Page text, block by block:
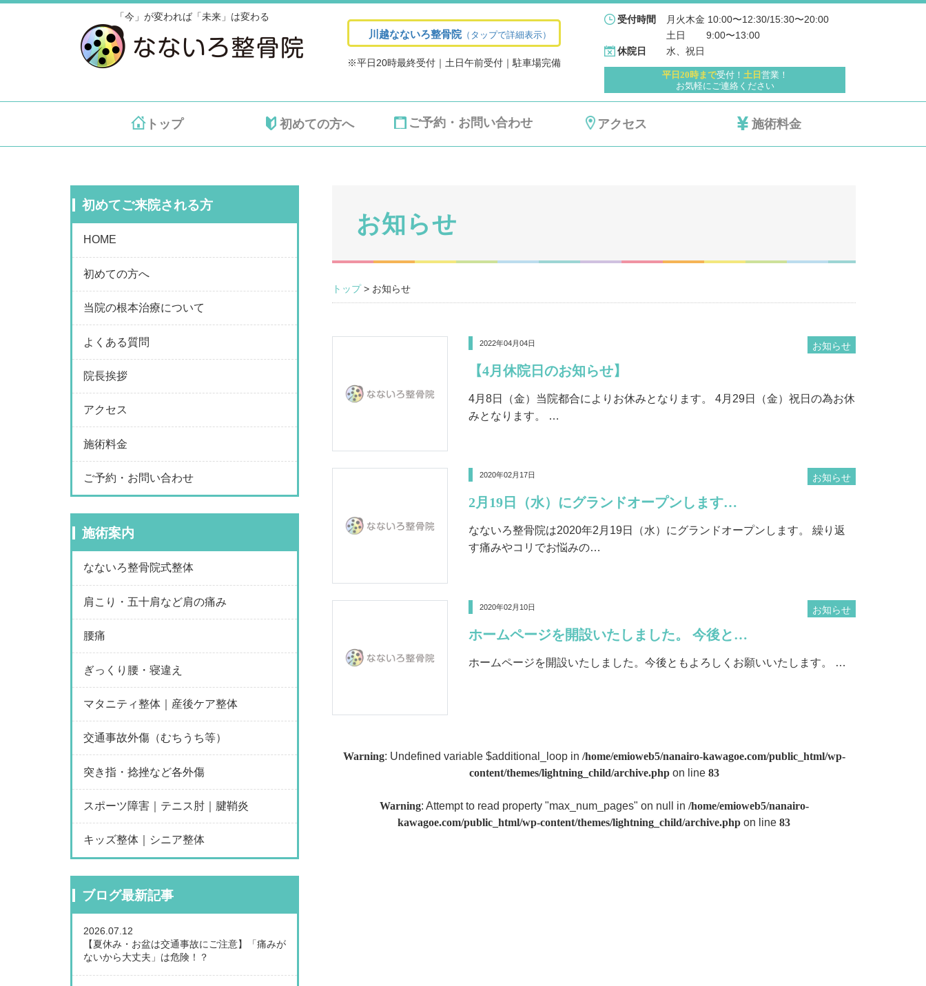
「今」が変われば「未来」は変わる
川越なないろ整骨院（タップで詳細表示）
※平日20時最終受付｜土日午前受付｜駐車場完備
受付時間
月火木金 10:00〜12:30/15:30〜20:00
土日 　   9:00〜13:00
休院日 水、祝日
平日20時まで受付！ 土日 営業！
お気軽にご連絡ください
トップ 初めての方へ ご予約・お問い合わせ アクセス 施術料金
お知らせ
トップ> お知らせ
2022年04月04日 お知らせ
【4月休院日のお知らせ】
4月8日（金）当院都合によりお休みとなります。 4月29日（金）祝日の為お休
みとなります。 …
2020年02月17日 お知らせ
2月19日（水）にグランドオープンします…
なないろ整骨院は2020年2月19日（水）にグランドオープンします。 繰り返
す痛みやコリでお悩みの…
2020年02月10日 お知らせ
ホームページを開設いたしました。 今後と…
ホームページを開設いたしました。今後ともよろしくお願いいたします。 …
Warning: Undefined variable $additional_loop in /home/emioweb5/nanairo-kawagoe.com/public_html/wp-
content/themes/lightning_child/archive.phpon line 83
Warning: Attempt to read property "max_num_pages" on null in /home/emioweb5/nanairo-
kawagoe.com/public_html/wp-content/themes/lightning_child/archive.php on line 83
初めてご来院される方
HOME
初めての方へ
当院の根本治療について
よくある質問
院長挨拶
アクセス
施術料金
ご予約・お問い合わせ
施術案内
なないろ整骨院式整体
肩こり・五十肩など肩の痛み
腰痛
ぎっくり腰・寝違え
マタニティ整体｜産後ケア整体
交通事故外傷（むちうち等）
突き指・捻挫など各外傷
スポーツ障害｜テニス肘｜腱鞘炎
キッズ整体｜シニア整体
ブログ最新記事
2026.07.12
【夏休み・お盆は交通事故にご注意】「痛みが
ないから大丈夫」は危険！？